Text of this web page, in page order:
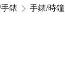
錶 手錶/時鐘